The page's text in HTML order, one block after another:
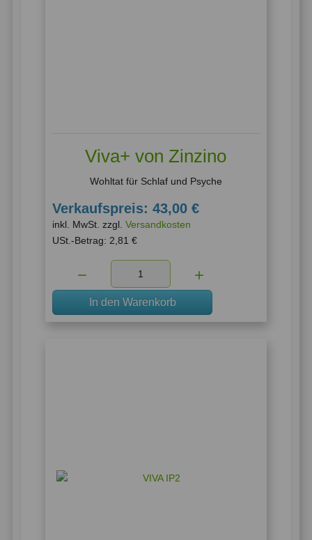
Viva+ von Zinzino
Wohltat für Schlaf und Psyche
Verkaufspreis:43,00 €
inkl. MwSt. zzgl.Versandkosten
USt.-Betrag:2,81 €
In den Warenkorb